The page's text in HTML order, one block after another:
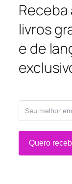
Receba
livros
e de
Quero